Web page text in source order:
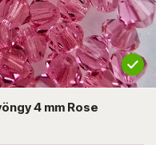
4 mm Rose